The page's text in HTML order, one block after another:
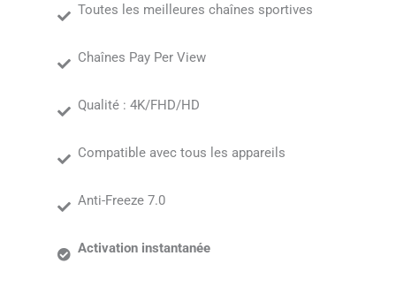
Toutes les meilleures chaînes sportives
Chaînes Pay Per View
Qualité : 4K/FHD/HD
Compatible avec tous les appareils
Anti-Freeze 7.0
Activation instantanée